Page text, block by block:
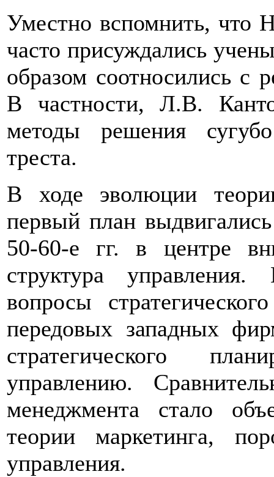
Уместно вспомнить, что
часто присуждались
образом соотносились с
В частности, Л.В.
методы решения
треста.
В ходе эволюции
первый план
50-60-е гг. в центре
структура
вопросы
передовых западных
стратегического
управлению.
менеджмента стало
теории маркетинга,
управления.